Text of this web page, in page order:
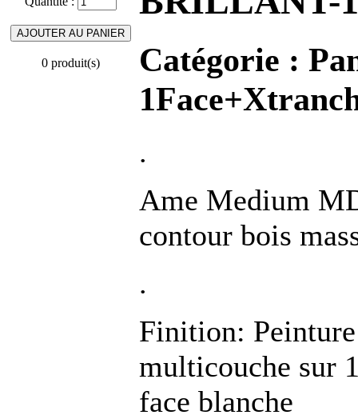
0 produit(s) Catégorie :
.
Ame Medium
contour bois
.
Finition:
multicouche sur
face blanche